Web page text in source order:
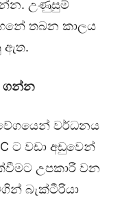
උණුසුම්
තබන කාලය
ඇත.
ගන්න
වේගයෙන් වර්ධනය
ට වඩා අඩුවෙන්
උපකාරී වන
බැක්ටීරියා